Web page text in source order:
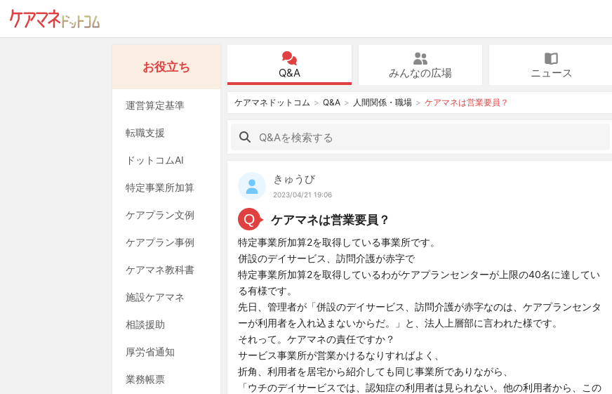
お役立ち
運営算定基準
転職支援
ドットコムAI
特定事業所加算
ケアプラン文例
ケアプラン事例
ケアマネ教科書
施設ケアマネ
相談援助
厚労省通知
業務帳票
Q&A みんなの広場 ニュース
ケアマネドットコム Q&A 人間関係・職場 ケアマネは営業要員？
きゅうび
2023/04/21 19:06
Q ケアマネは営業要員？
特定事業所加算2を取得している事業所です。
併設のデイサービス、訪問介護が赤字で
特定事業所加算2を取得しているわがケアプランセンターが上限の40名に達してい
る有様です。
先日、管理者が「併設のデイサービス、訪問介護が赤字なのは、ケアプランセンタ
ーが利用者を入れ込まないからだ。」と、法人上層部に言われた様です。
それって。ケアマネの責任ですか？
サービス事業所が営業かけるなりすればよく、
折角、利用者を居宅から紹介しても同じ事業所でありながら、
「ウチのデイサービスでは、認知症の利用者は見られない。他の利用者から、この